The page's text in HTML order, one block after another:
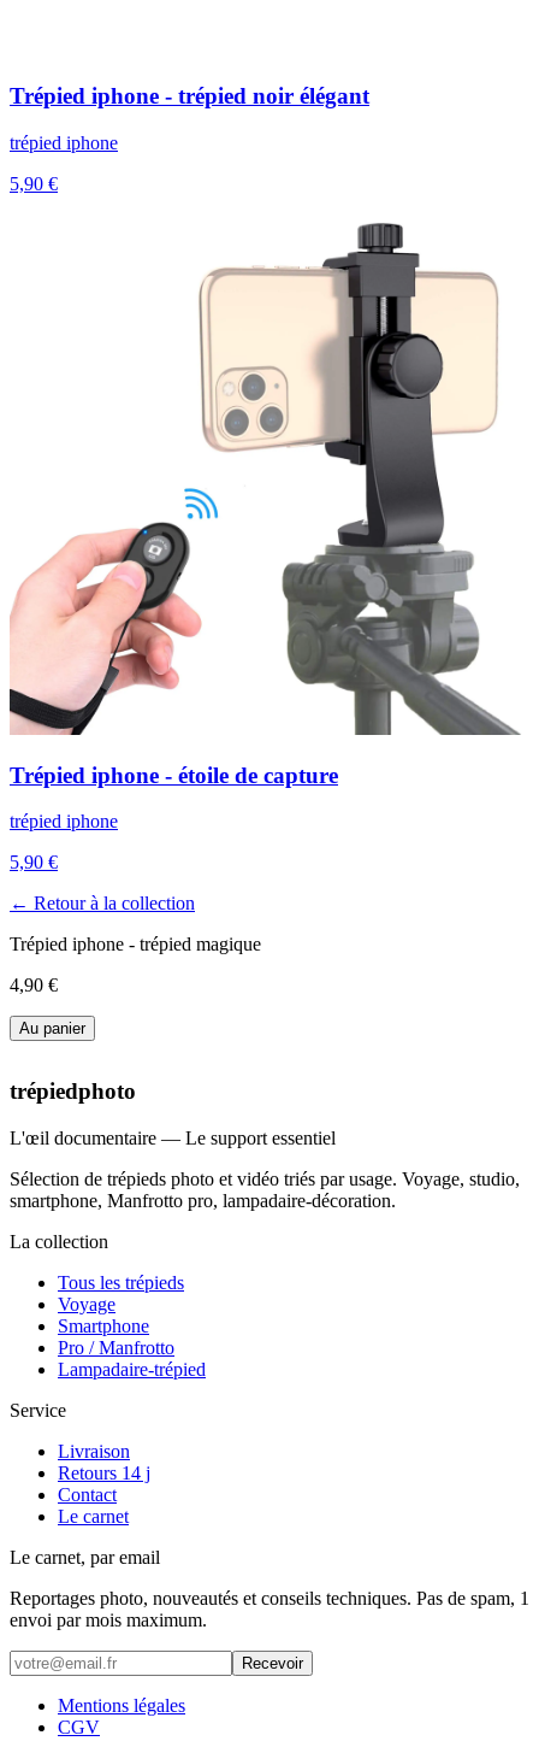
Trépied iphone - trépied noir élégant
trépied iphone
5,90 €
Trépied iphone - étoile de capture
trépied iphone
5,90 €
← Retour à la collection
Trépied iphone - trépied magique
4,90 €
Au panier
trépiedphoto
L'œil documentaire — Le support essentiel
Sélection de trépieds photo et vidéo triés par usage. Voyage, studio,
smartphone, Manfrotto pro, lampadaire-décoration.
La collection
Tous les trépieds
Voyage
Smartphone
Pro / Manfrotto
Lampadaire-trépied
Service
Livraison
Retours 14 j
Contact
Le carnet
Le carnet, par email
Reportages photo, nouveautés et conseils techniques. Pas de spam, 1
envoi par mois maximum.
Recevoir
Mentions légales
CGV